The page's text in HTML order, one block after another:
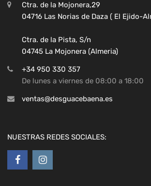
Ctra. de la Mojonera,29
04716 Las Norias de Daza ( El Ejido-
Ctra. de la Pista, S/n
04745 La Mojonera (Almeria)
+34 950 330 357
De lunes a viernes de 08:00 a 18:00
ventas@desguacebaena.es
NUESTRAS REDES SOCIALES: